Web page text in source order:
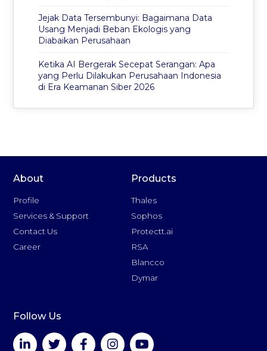
Jejak Data Tersembunyi: Bagaimana Data
Usang Menjadi Beban Ekologis yang
Diabaikan Perusahaan
Ketika AI Bergerak Secepat Serangan: Apa
yang Perlu Dilakukan Perusahaan Indonesia
di Era Keamanan Siber 2026
About
Profile
Services & Support
Contact Us
Career
Products
Thales
Sophos
Protectt.ai
RSA
Blancco
Dymar
Follow Us